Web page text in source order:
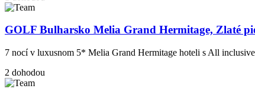
GOLF Bulharsko Melia Grand Hermitage, Zlaté
7 nocí v luxusnom 5* Melia Grand Hermitage hoteli s All inclusive
2 dohodou